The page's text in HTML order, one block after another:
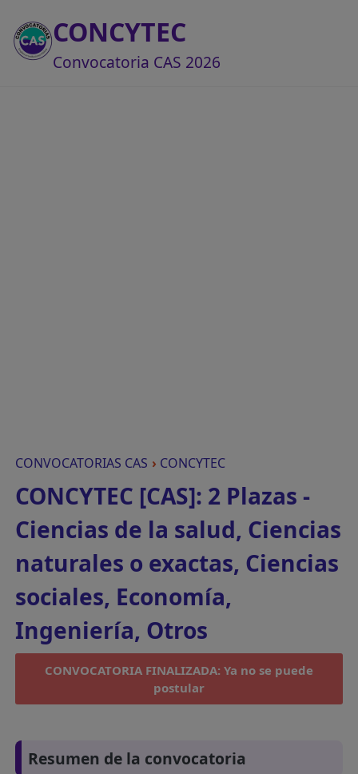
CONCYTEC
Convocatoria CAS 2026
CONVOCATORIAS CAS › CONCYTEC
CONCYTEC [CAS]: 2 Plazas -
Ciencias de la salud, Ciencias
naturales o exactas, Ciencias
sociales, Economía,
Ingeniería, Otros
CONVOCATORIA FINALIZADA: Ya no se puede
postular
Resumen de la convocatoria